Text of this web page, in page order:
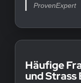
ProvenExpert
Häufige
und Strass